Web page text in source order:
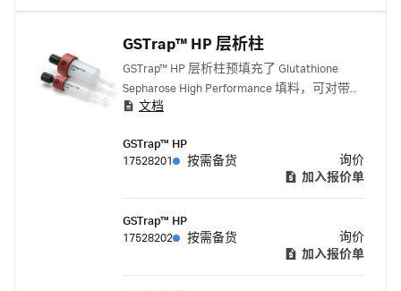
GSTrap™ HP 层析柱
GSTrap™ HP 层析柱预填充了 Glutathione
Sepharose High Performance 填料，可对带谷
胱甘肽 S-转移酶 (GST) 标签的蛋白进行高分
文档
GSTrap™ HP
17528201
按需备货
询价
加入报价单
GSTrap™ HP
17528202
按需备货
询价
加入报价单